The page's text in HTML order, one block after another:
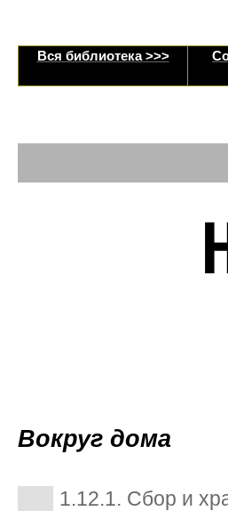
Вся библиотека >>>
Вокруг дома
1.12.1. Сбор и